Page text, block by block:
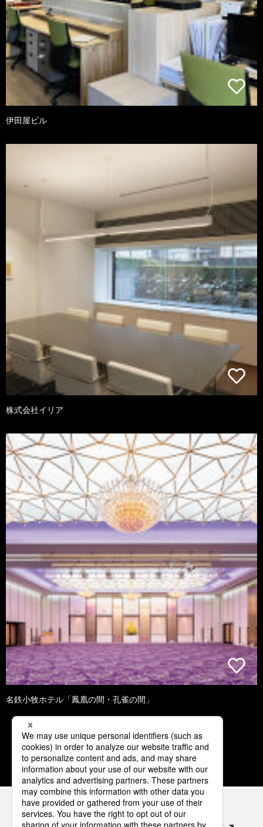
伊田屋ビル
株式会社イリア
名鉄小牧ホテル「鳳凰の間・孔雀の間」
1 2 3 4 5
パナソニックの電気設備 SNSアカウント